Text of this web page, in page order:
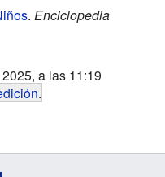
. Enciclopedia
a las 11:19
.